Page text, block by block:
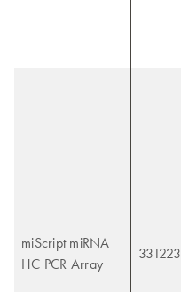
miScript miRNA
HC PCR Array
331223